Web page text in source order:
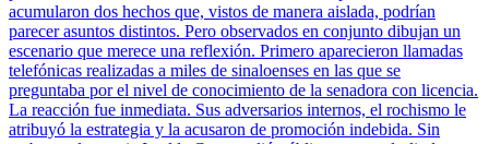
acumularon dos hechos que, vistos de manera aislada, podrían
parecer asuntos distintos. Pero observados en conjunto dibujan un
escenario que merece una reflexión. Primero aparecieron llamadas
telefónicas realizadas a miles de sinaloenses en las que se
preguntaba por el nivel de conocimiento de la senadora con licencia.
La reacción fue inmediata. Sus adversarios internos, el rochismo le
atribuyó la estrategia y la acusaron de promoción indebida. Sin